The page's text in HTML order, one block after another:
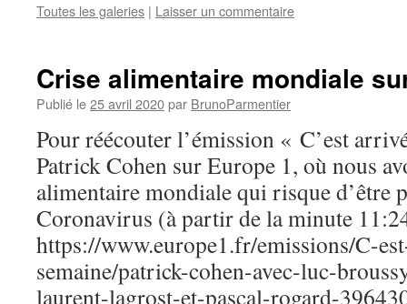
Toutes les galeries | Laisser un commentaire
Crise alimentaire mondiale
Publié le25 avril 2020par BrunoParmentier
Pour réécouter l’émission « C’est
Patrick Cohen sur Europe 1, où nous
alimentaire mondiale qui risque d’être
Coronavirus (à partir de la minute
https://www.europe1.fr/emissions/C-
semaine/patrick-cohen-avec-luc-
laurent-lagrost-et-pascal-rogard-